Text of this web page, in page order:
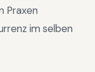
Praxen
im selben